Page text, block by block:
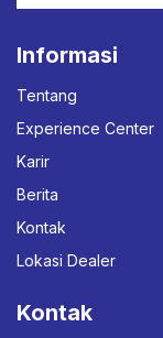
Informasi
Tentang
Experience Center
Karir
Berita
Kontak
Lokasi Dealer
Kontak